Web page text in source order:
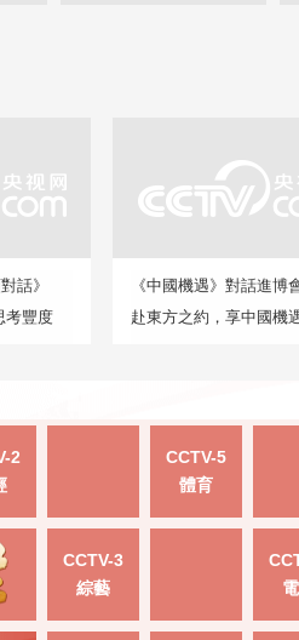
話》
考豐度
《中國機遇》對話進博
赴東方之約，享中國機
2
CCTV-5
體育
CCTV-3
綜藝